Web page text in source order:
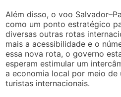
Além disso, o voo
como um ponto estratégico
diversas outras rotas
mais a acessibilidade e o
essa nova rota, o governo
esperam estimular um
a economia local por meio
turistas internacionais.